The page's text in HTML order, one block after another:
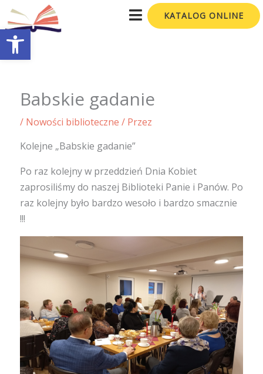
Otwórz pasek narzędzi
Przejdź
do
treści
KATALOG ONLINE
Babskie gadanie
/ Nowości biblioteczne / Przez
Kolejne „Babskie gadanie”
Po raz kolejny w przeddzień Dnia Kobiet
zaprosiliśmy do naszej Biblioteki Panie i Panów. Po
raz kolejny było bardzo wesoło i bardzo smacznie
!!!